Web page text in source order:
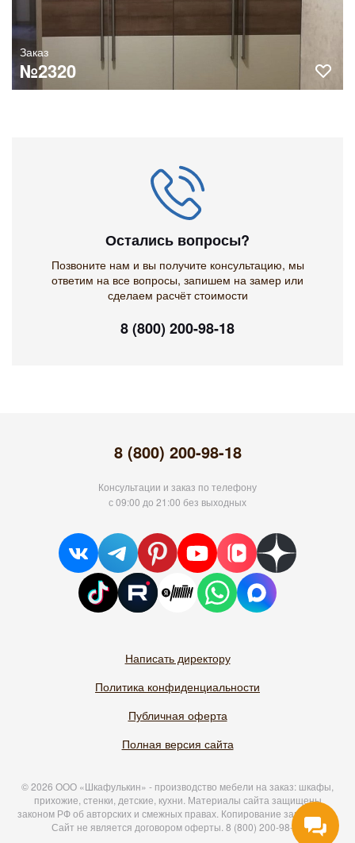
Остались вопросы?
Позвоните нам и вы получите консультацию, мы
ответим на все вопросы, запишем на замер или
сделаем расчёт стоимости
8 (800) 200-98-18
Заказ
№2320
8 (800) 200-98-18
Консультации и заказ по телефону
с 09:00 до 21:00 без выходных
Написать директору
Политика конфиденциальности
Публичная оферта
Полная версия сайта
© 2026 ООО «Шкафулькин» - производство мебели на заказ: шкафы,
прихожие, стенки, детские, кухни. Материалы сайта защищены
законом РФ об авторских и смежных правах. Копирование запрещено.
Сайт не является договором оферты. 8 (800) 200-98-18